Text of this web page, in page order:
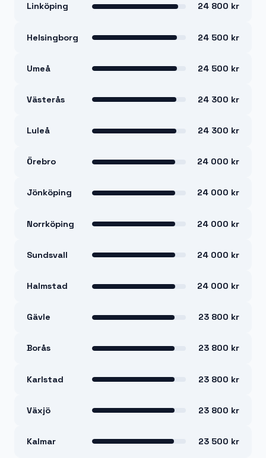
Linköping 24 800 kr
Helsingborg 24 500 kr
Umeå 24 500 kr
Västerås 24 300 kr
Luleå 24 300 kr
Örebro 24 000 kr
Jönköping 24 000 kr
Norrköping 24 000 kr
Sundsvall 24 000 kr
Halmstad 24 000 kr
Gävle 23 800 kr
Borås 23 800 kr
Karlstad 23 800 kr
Växjö 23 800 kr
Kalmar 23 500 kr